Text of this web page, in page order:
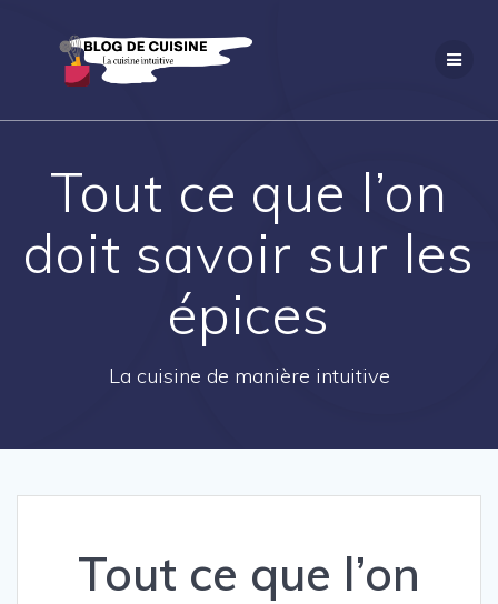
au
Tout ce que l’on
doit savoir sur les
épices
La cuisine de manière intuitive
Tout ce que l’on